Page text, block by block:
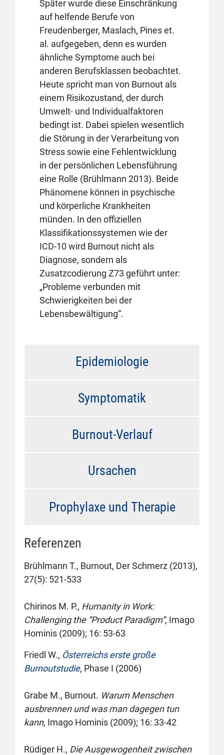
Später wurde diese Einschränkung
auf helfende Berufe von
Freudenberger, Maslach, Pines et.
al. aufgegeben, denn es wurden
ähnliche Symptome auch bei
anderen Berufsklassen beobachtet.
Heute spricht man von Burnout als
einem Risikozustand, der durch
Umwelt- und Individualfaktoren
bedingt ist. Dabei spielen wesentlich
die Störung in der Verarbeitung von
Stress sowie eine Fehlentwicklung
in der persönlichen Lebensführung
eine Rolle (Brühlmann 2013). Beide
Phänomene können in psychische
und körperliche Krankheiten
münden. In den offiziellen
Klassifikationssystemen wie der
ICD-10 wird Burnout nicht als
Diagnose, sondern als
Zusatzcodierung Z73 geführt unter:
„Probleme verbunden mit
Schwierigkeiten bei der
Lebensbewältigung“.
Epidemiologie
Symptomatik
Burnout-Verlauf
Ursachen
Prophylaxe und Therapie
Referenzen
Brühlmann T., Burnout, Der Schmerz (2013),
27(5): 521-533
Chirinos M. P., Humanity in Work:
Challenging the “Product Paradigm”, Imago
Hominis (2009); 16: 53-63
Friedl W., Österreichs erste große
Burnoutstudie, Phase I (2006)
Grabe M., Burnout. Warum Menschen
ausbrennen und was man dagegen tun
kann, Imago Hominis (2009); 16: 33-42
Rüdiger H., Die Ausgewogenheit zwischen